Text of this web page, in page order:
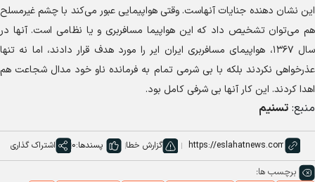
این نشان دهنده جنایات آنهاست. وقتی هواپیمایی عبور می‌کند با چشم غیرمسلح
هم می‌توان تشخیص داد که این هواپیما مسافربری و یا نظامی است. آنها در
سال ۱۳۶۷، هواپیمای مسافربری ایران ایر را مورد هدف قرار دادند، اما نه تنها
عذرخواهی نکردند بلکه با بی شرمی تمام به فرمانده ناو خود مدال شجاعت هم
اهدا کردند. این کار آنها بی شرفی کامل بود.
منبع: تسنیم
گزارش خطا پسندها:0 اشتراک گذاری
برچسب ها: